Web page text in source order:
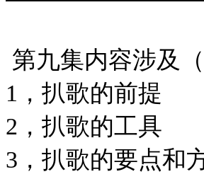
第九集内容涉及
1，扒歌的前提
2，扒歌的工具
3，扒歌的要点和